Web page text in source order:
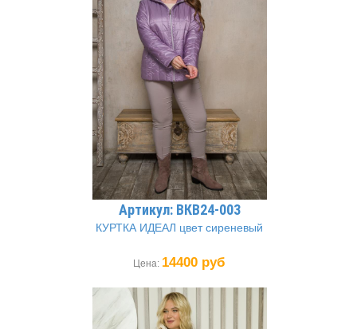
Артикул: ВКВ24-003
КУРТКА ИДЕАЛ цвет сиреневый
Цена: 14400 руб